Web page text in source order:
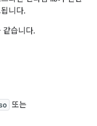
니다.
같습니다.
또는